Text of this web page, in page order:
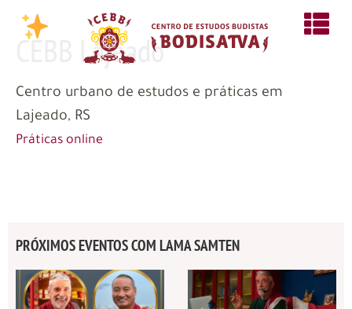
CEBB Lajeado
Centro urbano de estudos e práticas em
Lajeado, RS
Práticas online
PRÓXIMOS EVENTOS COM LAMA SAMTEN